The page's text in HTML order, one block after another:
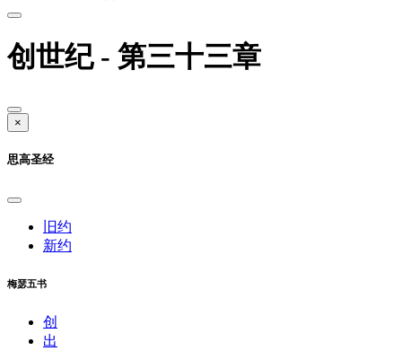
创世纪 - 第三十三章
×
思高圣经
旧约
新约
梅瑟五书
创
出